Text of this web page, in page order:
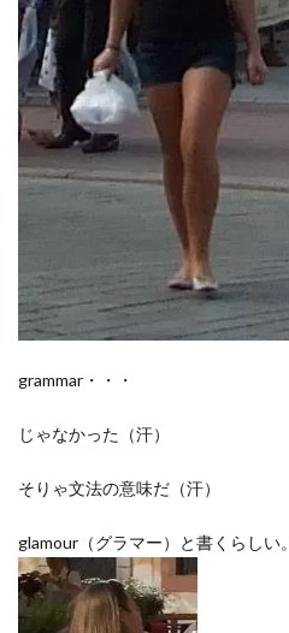
grammar・・・
じゃなかった（汗）
そりゃ文法の意味だ（汗）
glamour（グラマー）と書くらしい。